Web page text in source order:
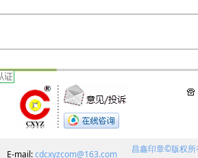
E-mail:cdcxyzcom@163.com 昌鑫印章©版权所